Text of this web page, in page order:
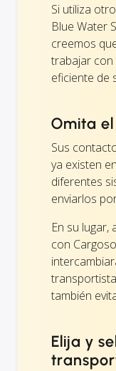
Si utiliza
Blue Water
creemos
trabajar con
eficiente de
Omita
Sus
ya existen
diferentes
enviarlos
En su lugar,
con
también
Elija y